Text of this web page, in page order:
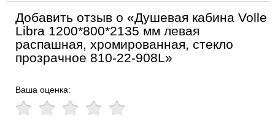
Добавить отзыв о «Душевая кабина Volle
Libra 1200*800*2135 мм левая
распашная, хромированная, стекло
прозрачное 810-22-908L»
Ваша оценка: